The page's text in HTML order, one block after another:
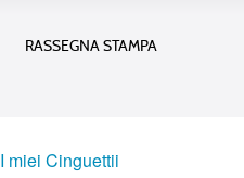
RASSEGNA STAMPA
I miei Cinguettii